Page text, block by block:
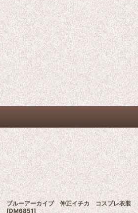
ブルーアーカイブ 仲正イチカ コスプレ衣装
[DM6851]